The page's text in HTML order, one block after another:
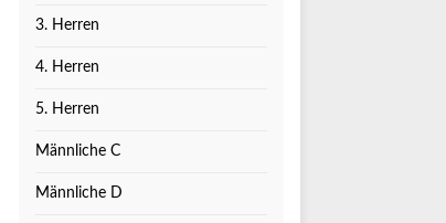
3. Herren
4. Herren
5. Herren
Männliche C
Männliche D